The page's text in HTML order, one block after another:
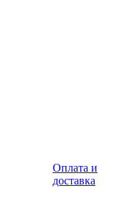
Оплата и
доставка